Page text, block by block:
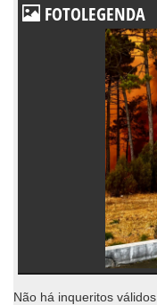
FOTOLEGENDA
Não há inqueritos válidos.